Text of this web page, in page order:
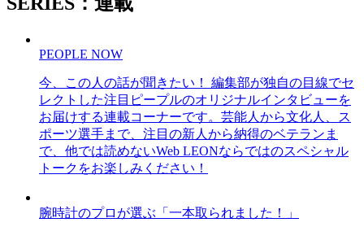
PEOPLE NOW
今、この人の話が聞きたい！ 編集部が独自の目線でセ
レクトした注目ピープルのオリジナルインタビューを
お届けする連載コーナーです。芸能人から文化人、ス
ポーツ選手まで、注目の新人から納得のベテランま
で、他では読めないWeb LEONならではのスペシャル
トークをお楽しみください！
腕時計のプロが選ぶ「一本取られました！」